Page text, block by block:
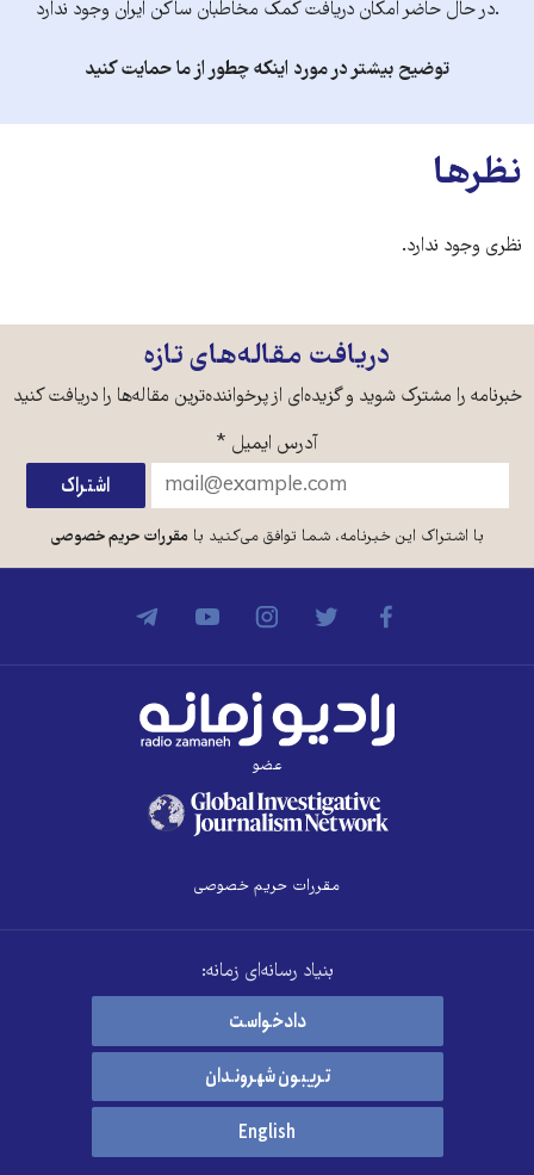
.در حال حاضر امکان دریافت کمک مخاطبان ساکن ایران وجود ندارد
توضیح بیشتر در مورد اینکه چطور از ما حمایت کنید
نظرها
نظری وجود ندارد.
دریافت مقاله‌های تازه
خبرنامه را مشترک شوید و گزیده‌ای از پرخواننده‌ترین مقاله‌ها را دریافت کنید
آدرس ایمیل *
با اشتراک این خبرنامه، شما توافق می‌کنید بامقررات حریم خصوصی
عضو
مقررات حریم خصوصی
بنیاد رسانه‌ای زمانه:
دادخواست
تریبون شهروندان
English